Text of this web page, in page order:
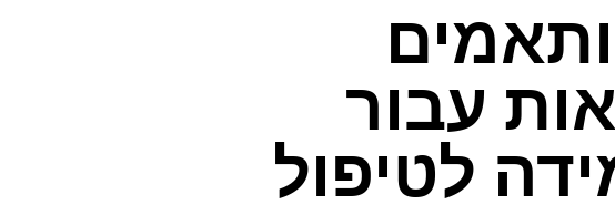
עבור
לטיפול